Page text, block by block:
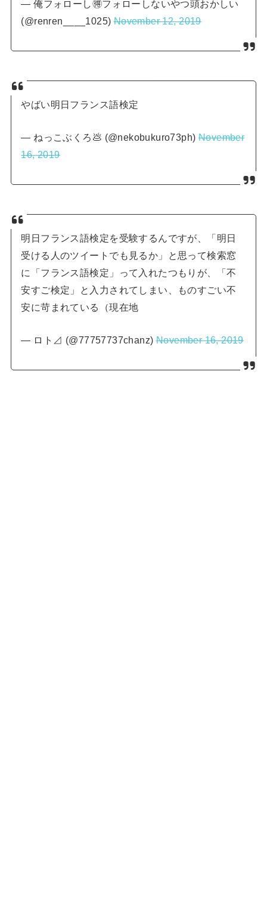
— 俺フォローし🉐フォローしないやつ頭おかしい
(@renren____1025)November 12, 2019
やばい明日フランス語検定
— ねっこぶくろ💩 (@nekobukuro73ph) November
16, 2019
明日フランス語検定を受験するんですが、「明日
受ける人のツイートでも見るか」と思って検索窓
に「フランス語検定」って入れたつもりが、「不
安すご検定」と入力されてしまい、ものすごい不
安に苛まれている（現在地
— ロト⊿ (@77757737chanz)November 16, 2019